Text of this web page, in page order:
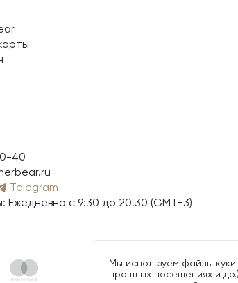
40
Telegram
Ежедневно с 9:30 до 20.30 (GMT+3)
Мы используем файлы
прошлых посещениях и